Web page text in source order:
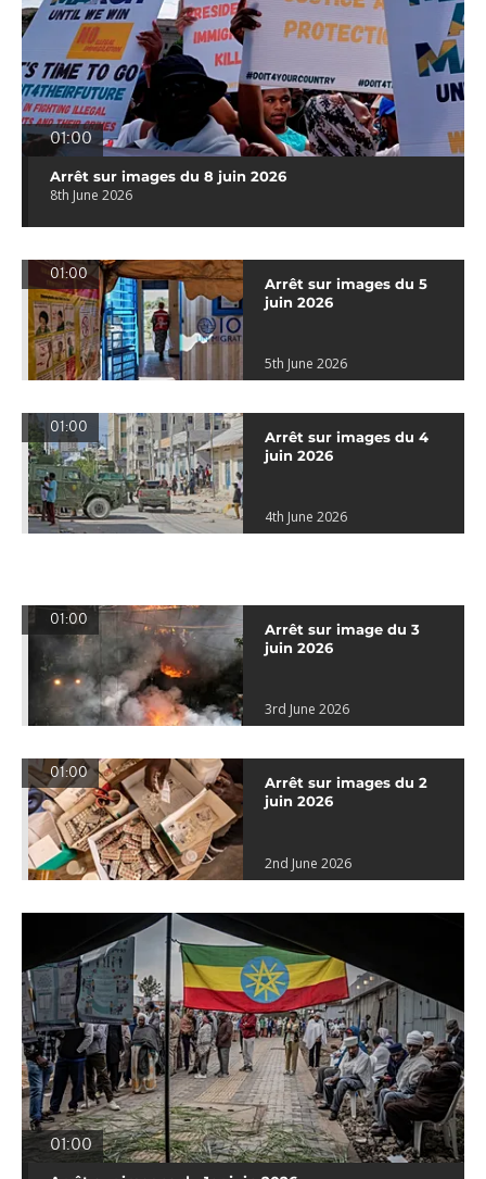
01:00
Arrêt sur images du 8 juin 2026
8th June 2026
01:00
Arrêt sur images du 5
juin 2026
5th June 2026
01:00
Arrêt sur images du 4
juin 2026
4th June 2026
01:00
Arrêt sur image du 3
juin 2026
3rd June 2026
01:00
Arrêt sur images du 2
juin 2026
2nd June 2026
01:00